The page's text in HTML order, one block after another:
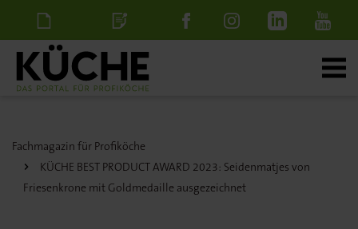
NewsletterStellenanzeige
Fachmagazin für Profiköche
KÜCHE BEST PRODUCT AWARD 2023: Seidenmatjes von
Friesenkrone mit Goldmedaille ausgezeichnet